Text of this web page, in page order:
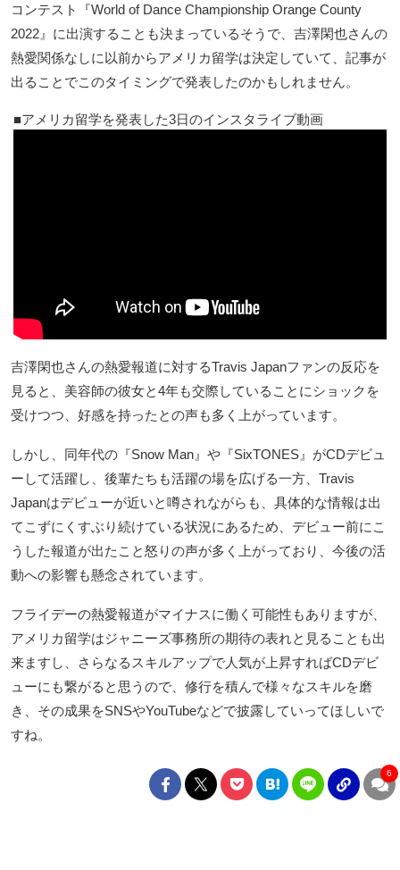
コンテスト『World of Dance Championship Orange County
2022』に出演することも決まっているそうで、吉澤閑也さんの
熱愛関係なしに以前からアメリカ留学は決定していて、記事が
出ることでこのタイミングで発表したのかもしれません。
アメリカ留学を発表した3日のインスタライブ動画
吉澤閑也さんの熱愛報道に対するTravis Japanファンの反応を
見ると、美容師の彼女と4年も交際していることにショックを
受けつつ、好感を持ったとの声も多く上がっています。
しかし、同年代の『Snow Man』や『SixTONES』がCDデビュ
ーして活躍し、後輩たちも活躍の場を広げる一方、Travis
Japanはデビューが近いと噂されながらも、具体的な情報は出
てこずにくすぶり続けている状況にあるため、デビュー前にこ
うした報道が出たこと怒りの声が多く上がっており、今後の活
動への影響も懸念されています。
フライデーの熱愛報道がマイナスに働く可能性もありますが、
アメリカ留学はジャニーズ事務所の期待の表れと見ることも出
来ますし、さらなるスキルアップで人気が上昇すればCDデビ
ューにも繋がると思うので、修行を積んで様々なスキルを磨
き、その成果をSNSやYouTubeなどで披露していってほしいで
すね。
6